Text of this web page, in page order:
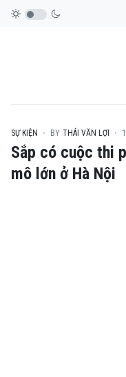
SỰ KIỆN BY THÁI VĂN LỢI
Sắp có cuộc thi
mô lớn ở Hà Nội